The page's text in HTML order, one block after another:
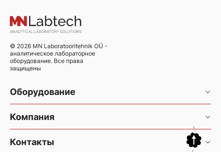
© 2026 MN Laboratooritehnik OÜ -
аналитическое лабораторное
оборудование. Все права
защищены
Оборудование
Хроматография и хромато-масс-спектрометрия
Элементный анализ
Элементный анализатор CHNS/O Thermo FlashSmart
Компания
Услуги
Контакты